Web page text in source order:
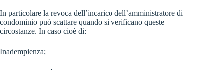
In particolare la revoca dell’incarico dell’amministratore di
condominio può scattare quando si verificano queste
circostanze. In caso cioè di:
Inadempienza;